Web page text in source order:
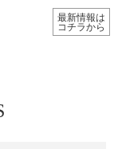
最新情報は
コチラから